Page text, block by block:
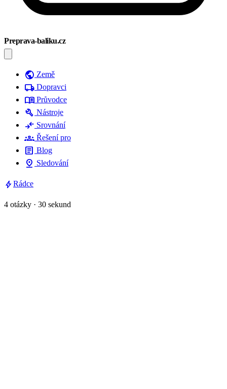
Preprava-baliku.cz
public Země
local_shipping Dopravci
menu_book Průvodce
build Nástroje
compare_arrows Srovnání
groups Řešení pro
article Blog
pin_drop Sledování
boltRádce
4 otázky · 30 sekund